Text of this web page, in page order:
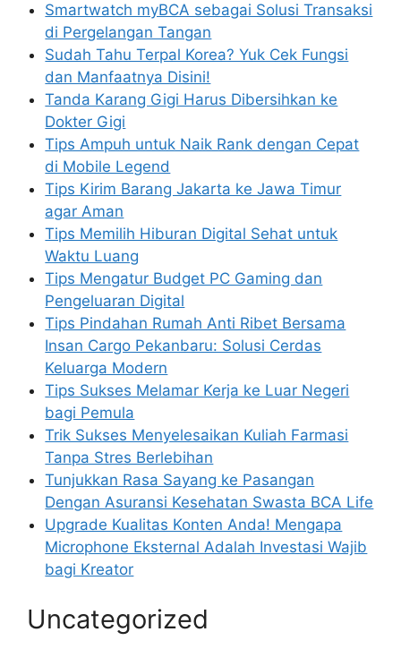
Smartwatch myBCA sebagai Solusi Transaksi
di Pergelangan Tangan
Sudah Tahu Terpal Korea? Yuk Cek Fungsi
dan Manfaatnya Disini!
Tanda Karang Gigi Harus Dibersihkan ke
Dokter Gigi
Tips Ampuh untuk Naik Rank dengan Cepat
di Mobile Legend
Tips Kirim Barang Jakarta ke Jawa Timur
agar Aman
Tips Memilih Hiburan Digital Sehat untuk
Waktu Luang
Tips Mengatur Budget PC Gaming dan
Pengeluaran Digital
Tips Pindahan Rumah Anti Ribet Bersama
Insan Cargo Pekanbaru: Solusi Cerdas
Keluarga Modern
Tips Sukses Melamar Kerja ke Luar Negeri
bagi Pemula
Trik Sukses Menyelesaikan Kuliah Farmasi
Tanpa Stres Berlebihan
Tunjukkan Rasa Sayang ke Pasangan
Dengan Asuransi Kesehatan Swasta BCA Life
Upgrade Kualitas Konten Anda! Mengapa
Microphone Eksternal Adalah Investasi Wajib
bagi Kreator
Uncategorized